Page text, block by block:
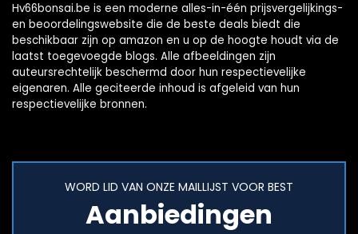
Hv66bonsai.be is een moderne alles-in-één prijsvergelijkings-
en beoordelingswebsite die de beste deals biedt die
beschikbaar zijn op amazon en u op de hoogte houdt via de
laatst toegevoegde blogs. Alle afbeeldingen zijn
auteursrechtelijk beschermd door hun respectievelijke
eigenaren. Alle geciteerde inhoud is afgeleid van hun
respectievelijke bronnen.
WORD LID VAN ONZE MAILLIJST VOOR BEST
Aanbiedingen